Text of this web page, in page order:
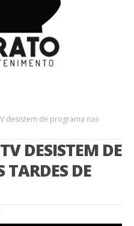
desistem de programa nas
DESISTEM DE
DE